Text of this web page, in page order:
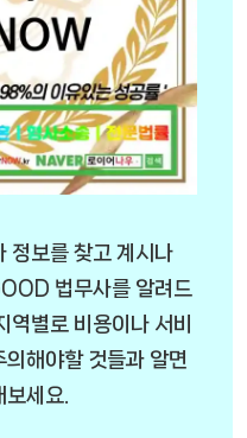
정보를 찾고 계시나
법무사를 알려드
별로 비용이나 서비
해야할 것들과 알면
세요.